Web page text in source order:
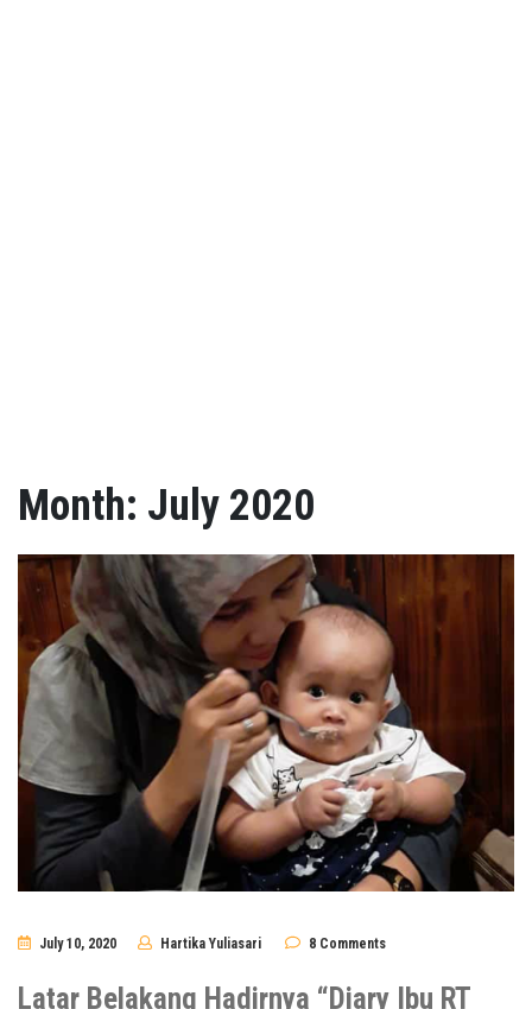
Month: July 2020
July 10, 2020 Hartika Yuliasari 8 Comments
Latar Belakang Hadirnya “Diary Ibu RT